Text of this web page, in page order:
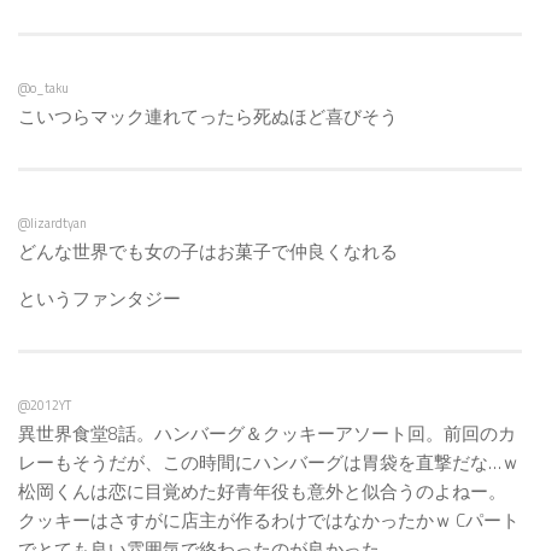
@o_taku
こいつらマック連れてったら死ぬほど喜びそう
@lizardtyan
どんな世界でも女の子はお菓子で仲良くなれる
というファンタジー
@2012YT
異世界食堂8話。ハンバーグ＆クッキーアソート回。前回のカ
レーもそうだが、この時間にハンバーグは胃袋を直撃だな…ｗ
松岡くんは恋に目覚めた好青年役も意外と似合うのよねー。
クッキーはさすがに店主が作るわけではなかったかｗ Cパート